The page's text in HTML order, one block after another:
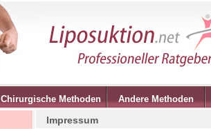
Chirurgische Methoden Andere Methoden
Impressum